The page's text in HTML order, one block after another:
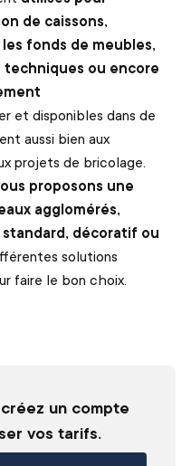
de caissons,
fonds de meubles,
techniques ou encore
et disponibles dans de
aussi bien aux
projets de bricolage.
proposons une
agglomérés,
décoratif ou
solutions
faire le bon choix.
un compte
vos tarifs.